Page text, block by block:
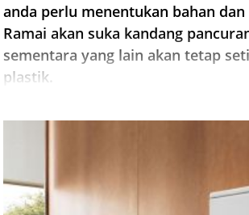
anda perlu menentukan bahan
Ramai akan suka kandang
sementara yang lain akan tetap
plastik.